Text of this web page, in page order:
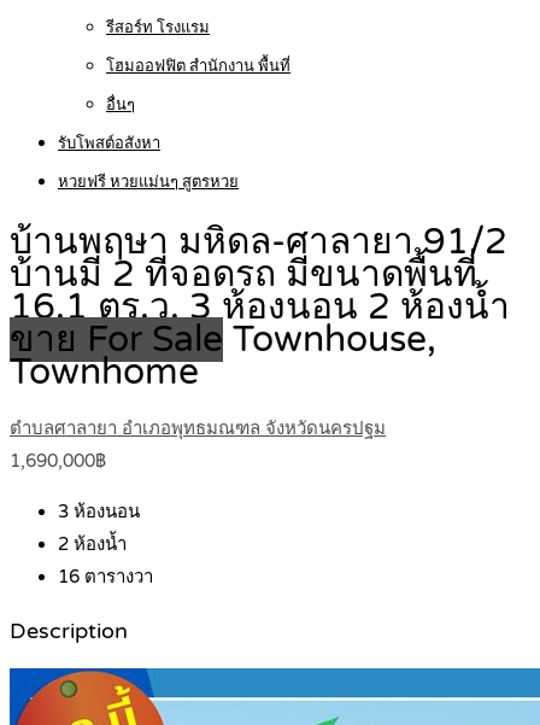
รีสอร์ท โรงแรม
โฮมออฟฟิต สำนักงาน พื้นที่
อื่นๆ
รับโพสต์อสังหา
หวยฟรี หวยแม่นๆ สูตรหวย
บ้านพฤษา มหิดล-ศาลายา 91/2
บ้านมี 2 ที่จอดรถ มีขนาดพื้นที่
16.1 ตร.ว. 3 ห้องนอน 2 ห้องน้ำ
ขาย For Sale Townhouse,
Townhome
ตำบลศาลายา อำเภอพุทธมณฑล จังหวัดนครปฐม
1,690,000฿
3 ห้องนอน
2 ห้องน้ำ
16 ตารางวา
Description